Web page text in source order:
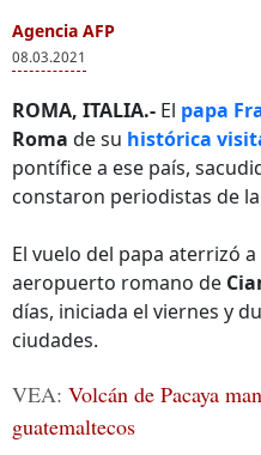
Agencia AFP
08.03.2021
ROMA, ITALIA.- El papa
Roma de su histórica
pontífice a ese país,
constaron periodistas de la
El vuelo del papa aterrizó a
aeropuerto romano de
días, iniciada el viernes y
ciudades.
VEA: Volcán de Pacaya
guatemaltecos